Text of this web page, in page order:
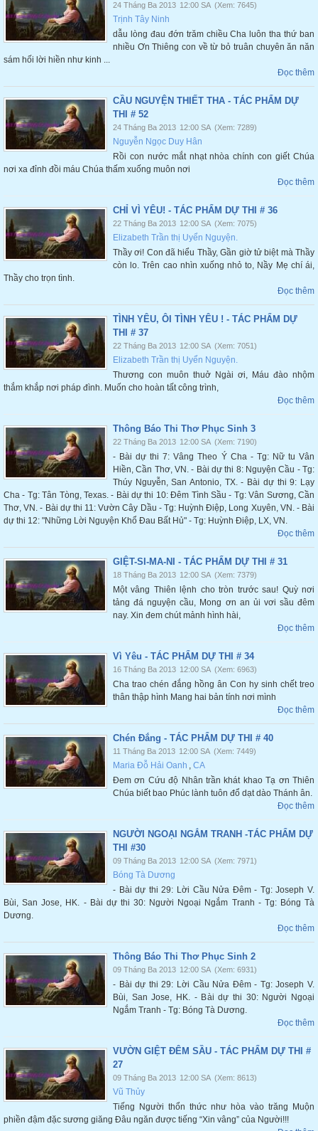
24 Tháng Ba 2013 12:00 SA (Xem: 7645)
Trịnh Tây Ninh
dẫu lòng đau đớn trăm chiều Cha luôn tha thứ ban
nhiều Ơn Thiêng con về từ bỏ truân chuyên ăn năn
sám hối lời hiền như kinh ...
Đọc thêm
CẦU NGUYỆN THIẾT THA - TÁC PHẨM DỰ
THI # 52
24 Tháng Ba 2013 12:00 SA (Xem: 7289)
Nguyễn Ngọc Duy Hân
Rồi con nước mắt nhạt nhòa chính con giết Chúa
nơi xa đỉnh đồi máu Chúa thấm xuống muôn nơi
Đọc thêm
CHỈ VÌ YÊU! - TÁC PHẨM DỰ THI # 36
22 Tháng Ba 2013 12:00 SA (Xem: 7075)
Elizabeth Trần thị Uyển Nguyện.
Thầy ơi! Con đã hiểu Thầy, Gần giờ tử biệt mà Thầy
còn lo. Trên cao nhìn xuống nhỏ to, Nầy Mẹ chí ái,
Thầy cho trọn tình.
Đọc thêm
TÌNH YÊU, ÔI TÌNH YÊU ! - TÁC PHẨM DỰ
THI # 37
22 Tháng Ba 2013 12:00 SA (Xem: 7051)
Elizabeth Trần thị Uyển Nguyện.
Thương con muôn thuở Ngài ơi, Máu đào nhộm
thắm khắp nơi pháp đình. Muốn cho hoàn tất công trình,
Đọc thêm
Thông Báo Thi Thơ Phục Sinh 3
22 Tháng Ba 2013 12:00 SA (Xem: 7190)
- Bài dự thi 7: Vâng Theo Ý Cha - Tg: Nữ tu Vân
Hiền, Cần Thơ, VN. - Bài dự thi 8: Nguyện Cầu - Tg:
Thúy Nguyễn, San Antonio, TX. - Bài dự thi 9: Lạy
Cha - Tg: Tân Tòng, Texas. - Bài dự thi 10: Đêm Tình Sầu - Tg: Vân Sương, Cần
Thơ, VN. - Bài dự thi 11: Vườn Cây Dầu - Tg: Huỳnh Điệp, Long Xuyên, VN. - Bài
dự thi 12: "Những Lời Nguyện Khổ Đau Bất Hủ" - Tg: Huỳnh Điệp, LX, VN.
Đọc thêm
GIỆT-SI-MA-NI - TÁC PHẨM DỰ THI # 31
18 Tháng Ba 2013 12:00 SA (Xem: 7379)
Một vâng Thiên lệnh cho tròn trước sau! Quỳ nơi
tảng đá nguyện cầu, Mong ơn an ủi vơi sầu đêm
nay. Xin đem chút mảnh hình hài,
Đọc thêm
Vì Yêu - TÁC PHẨM DỰ THI # 34
16 Tháng Ba 2013 12:00 SA (Xem: 6963)
Cha trao chén đắng hồng ân Con hy sinh chết treo
thân thập hình Mang hai bản tính nơi mình
Đọc thêm
Chén Đắng - TÁC PHẨM DỰ THI # 40
11 Tháng Ba 2013 12:00 SA (Xem: 7449)
Maria Đỗ Hải Oanh , CA
Đem ơn Cứu độ Nhân trần khát khao Tạ ơn Thiên
Chúa biết bao Phúc lành tuôn đổ dạt dào Thánh ân.
Đọc thêm
NGƯỜI NGOẠI NGẮM TRANH -TÁC PHẨM DỰ
THI #30
09 Tháng Ba 2013 12:00 SA (Xem: 7971)
Bóng Tà Dương
- Bài dự thi 29: Lời Cầu Nửa Đêm - Tg: Joseph V.
Bùi, San Jose, HK. - Bài dự thi 30: Người Ngoại Ngắm Tranh - Tg: Bóng Tà
Dương.
Đọc thêm
Thông Báo Thi Thơ Phục Sinh 2
09 Tháng Ba 2013 12:00 SA (Xem: 6931)
- Bài dự thi 29: Lời Cầu Nửa Đêm - Tg: Joseph V.
Bùi, San Jose, HK. - Bài dự thi 30: Người Ngoại
Ngắm Tranh - Tg: Bóng Tà Dương.
Đọc thêm
VƯỜN GIỆT ĐÊM SẦU - TÁC PHẨM DỰ THI #
27
09 Tháng Ba 2013 12:00 SA (Xem: 8613)
Vũ Thủy
Tiếng Người thổn thức như hòa vào trăng Muộn
phiền đậm đặc sương giăng Đâu ngăn được tiếng “Xin vâng” của Người!!!